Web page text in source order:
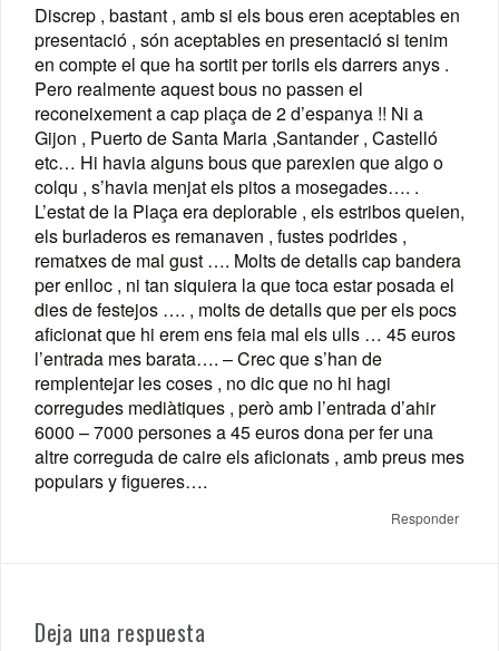
Discrep , bastant , amb si els bous eren aceptables en
presentació , són aceptables en presentació si tenim
en compte el que ha sortit per torils els darrers anys .
Pero realmente aquest bous no passen el
reconeixement a cap plaça de 2 d’espanya !! Ni a
Gijon , Puerto de Santa Maria ,Santander , Castelló
etc… Hi havia alguns bous que parexien que algo o
colqu , s’havia menjat els pitos a mosegades…. .
L’estat de la Plaça era deplorable , els estribos queien,
els burladeros es remanaven , fustes podrides ,
rematxes de mal gust …. Molts de detalls cap bandera
per enlloc , ni tan siquiera la que toca estar posada el
dies de festejos …. , molts de detalls que per els pocs
aficionat que hi erem ens feia mal els ulls … 45 euros
l’entrada mes barata…. – Crec que s’han de
remplentejar les coses , no dic que no hi hagi
corregudes mediàtiques , però amb l’entrada d’ahir
6000 – 7000 persones a 45 euros dona per fer una
altre correguda de caire els aficionats , amb preus mes
populars y figueres….
Responder
Deja una respuesta